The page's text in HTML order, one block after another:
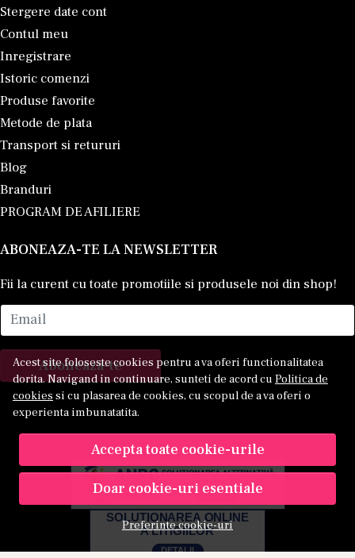
Acest site foloseste cookies pentru a va oferi functionalitatea
dorita. Navigand in continuare, sunteti de acord cu Politica de
cookies si cu plasarea de cookies, cu scopul de a va oferi o
experienta imbunatatita.
Accepta toate cookie-urile
Doar cookie-uri esentiale
Preferinte cookie-uri
Stergere date cont
Contul meu
Inregistrare
Istoric comenzi
Produse favorite
Metode de plata
Transport si retururi
Blog
Branduri
PROGRAM DE AFILIERE
ABONEAZA-TE LA NEWSLETTER
Fii la curent cu toate promotiile si produsele noi din shop!
Email
Aboneaza-te